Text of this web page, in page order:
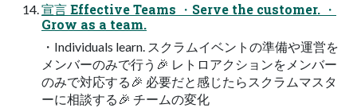
宣言 Effective Teams ・Serve the customer. ・
Grow as a team.
・Individuals learn. スクラムイベントの準備や運営を
メンバーのみで行う🎉 レトロアクションをメンバー
のみで対応する🎉 必要だと感じたらスクラムマスタ
ーに相談する🎉 チームの変化